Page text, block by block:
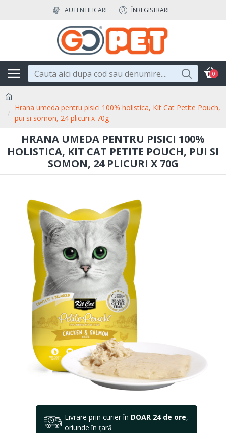
AUTENTIFICARE ÎNREGISTRARE
0
Hrana umeda pentru pisici 100% holistica, Kit Cat Petite Pouch,
pui si somon, 24 plicuri x 70g
HRANA UMEDA PENTRU PISICI 100%
HOLISTICA, KIT CAT PETITE POUCH, PUI SI
SOMON, 24 PLICURI X 70G
Livrare prin curier în DOAR 24 de ore,
oriunde în țară